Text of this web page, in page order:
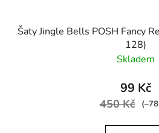
Šaty Jingle Bells POSH Fancy
128)
Skladem
99 Kč
450 Kč